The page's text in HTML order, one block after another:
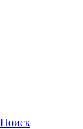
Поиск